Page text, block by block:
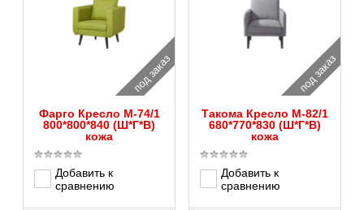
под заказ
Фарго Кресло M-74/1
800*800*840 (Ш*Г*В)
кожа
Добавить к
сравнению
под заказ
Такома Кресло M-82/1
680*770*830 (Ш*Г*В)
кожа
Добавить к
сравнению